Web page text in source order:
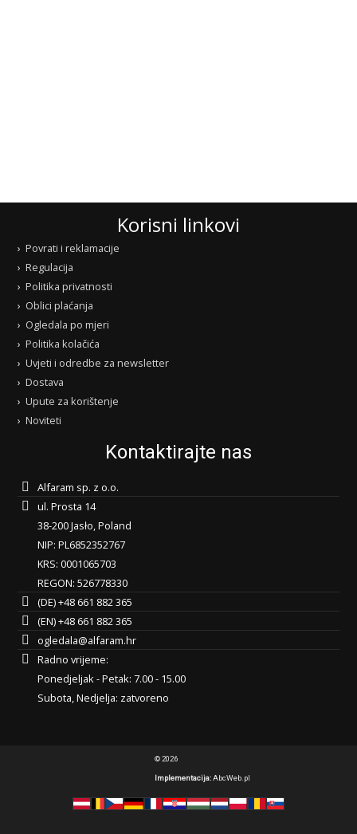
Korisni linkovi
Povrati i reklamacije
Regulacija
Politika privatnosti
Oblici plaćanja
Ogledala po mjeri
Politika kolačića
Uvjeti i odredbe za newsletter
Dostava
Upute za korištenje
Noviteti
Kontaktirajte nas
Alfaram sp. z o.o.
ul. Prosta 14
38-200 Jasło, Poland
NIP: PL6852352767
KRS: 0001065703
REGON: 526778330
(DE) +48 661 882 365
(EN) +48 661 882 365
ogledala@alfaram.hr
Radno vrijeme:
Ponedjeljak - Petak: 7.00 - 15.00
Subota, Nedjelja: zatvoreno
© 2026
Implementacija:AbcWeb.pl